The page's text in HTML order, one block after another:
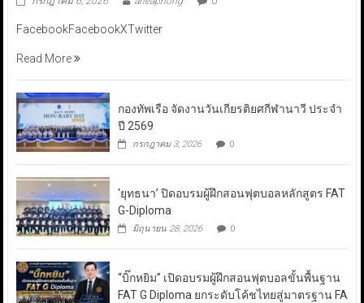
FacebookFacebookXTwitter
Read More
กองทัพเรือ จัดงานวันเกียรติยศกีฬานาวี ประจำ
ปี 2569
กรกฎาคม 3, 2026 0
‘ยุทธนา’ ปิดอบรมผู้ฝึกสอนฟุตบอลหลักสูตร FAT
G-Diploma
มิถุนายน 28, 2026 0
“บิ๊กหยิม” เปิดอบรมผู้ฝึกสอนฟุตบอลขั้นพื้นฐาน
FAT G Diploma ยกระดับโค้ชไทยสู่มาตรฐาน FA